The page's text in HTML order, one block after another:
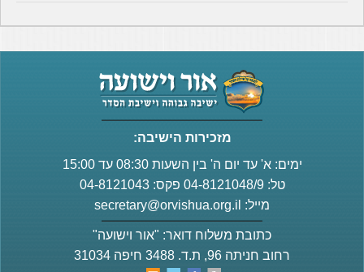
מזכירות הישיבה:
ימים: א' עד יום ה' בין השעות 08:30 עד 15:00
טל: 04-8121048/9 פקס: 04-8121043
מייל: secretary@orvishua.org.il
כתובת משלוח דואר: "אור וישועה"
רחוב חניתה 96, ת.ד. 3488 חיפה 31034